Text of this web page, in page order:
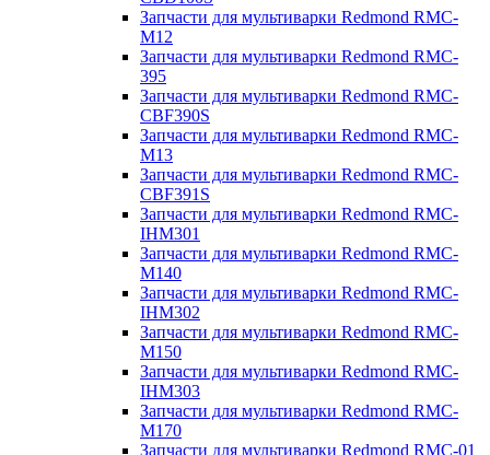
Запчасти для мультиварки Redmond RMC-
M12
Запчасти для мультиварки Redmond RMC-
395
Запчасти для мультиварки Redmond RMC-
CBF390S
Запчасти для мультиварки Redmond RMC-
M13
Запчасти для мультиварки Redmond RMC-
CBF391S
Запчасти для мультиварки Redmond RMC-
IHM301
Запчасти для мультиварки Redmond RMC-
M140
Запчасти для мультиварки Redmond RMC-
IHM302
Запчасти для мультиварки Redmond RMC-
M150
Запчасти для мультиварки Redmond RMC-
IHM303
Запчасти для мультиварки Redmond RMC-
M170
Запчасти для мультиварки Redmond RMC-01